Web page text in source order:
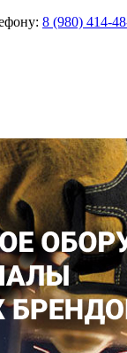
8 (980) 414-